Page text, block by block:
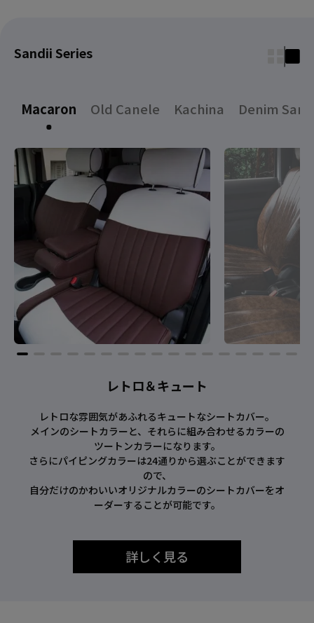
Sandii Series
Macaron Old Canele Kachina Denim Sand
レトロ＆キュート
レトロな雰囲気があふれるキュートなシートカバー。
メインのシートカラーと、それらに組み合わせるカラーの
ツートンカラーになります。
さらにパイピングカラーは24通りから選ぶことができます
ので、
自分だけのかわいいオリジナルカラーのシートカバーをオ
ーダーすることが可能です。
詳しく見る